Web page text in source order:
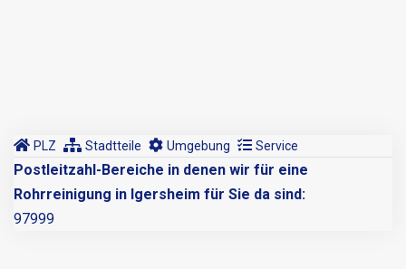
PLZ Stadtteile Umgebung Service
Postleitzahl-Bereiche in denen wir für eine
Rohrreinigung in Igersheim für Sie da sind:
97999